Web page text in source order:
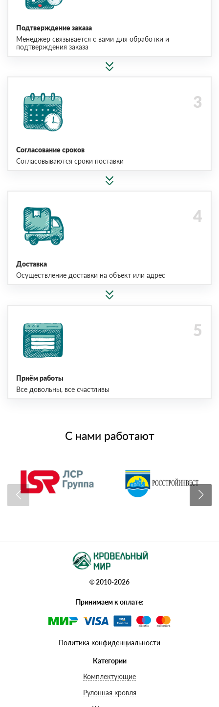
Подтверждение заказа
Менеджер связывается с вами для обработки и
подтверждения заказа
Согласование сроков
Согласовываются сроки поставки
Доставка
Осуществление доставки на объект или адрес
Приём работы
Все довольны, все счастливы
С нами работают
© 2010-2026
Принимаем к оплате:
Политика конфиденциальности
Категории
Комплектующие
Рулонная кровля